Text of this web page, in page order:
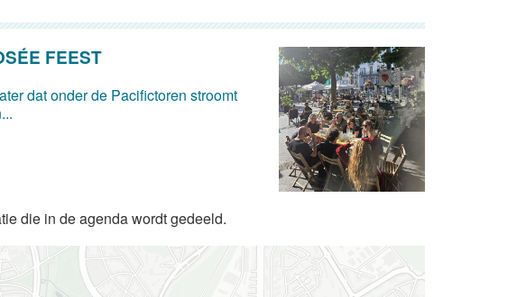
FEEST
dat onder de Pacifictoren stroomt
die in de agenda wordt gedeeld.